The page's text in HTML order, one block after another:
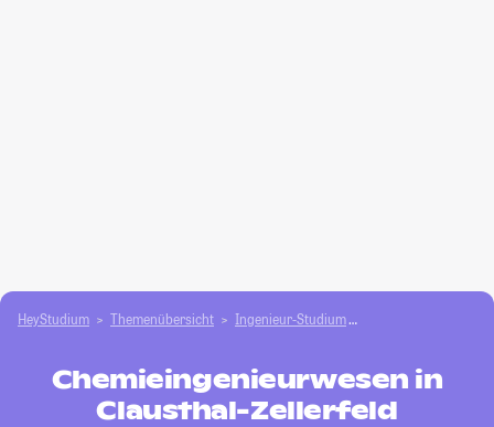
HeyStudium Themenübersicht Ingenieur-Studium
Chemieingenieurwesen in
Clausthal-Zellerfeld